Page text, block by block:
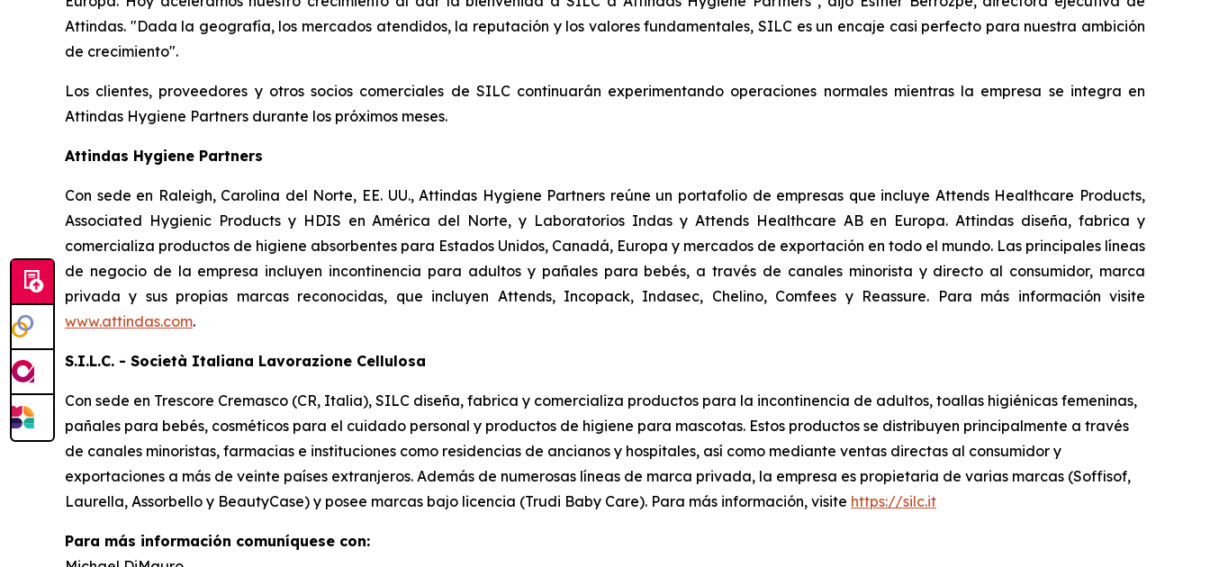
Attindas. "Dada la geografía, los mercados atendidos, la reputación y los valores fundamentales, SILC es un encaje casi perfecto para nuestra ambición
de crecimiento".
Los clientes, proveedores y otros socios comerciales de SILC continuarán experimentando operaciones normales mientras la empresa se integra en
Attindas Hygiene Partners durante los próximos meses.
Attindas Hygiene Partners
Con sede en Raleigh, Carolina del Norte, EE. UU., Attindas Hygiene Partners reúne un portafolio de empresas que incluye Attends Healthcare Products,
Associated Hygienic Products y HDIS en América del Norte, y Laboratorios Indas y Attends Healthcare AB en Europa. Attindas diseña, fabrica y
comercializa productos de higiene absorbentes para Estados Unidos, Canadá, Europa y mercados de exportación en todo el mundo. Las principales líneas
de negocio de la empresa incluyen incontinencia para adultos y pañales para bebés, a través de canales minorista y directo al consumidor, marca
privada y sus propias marcas reconocidas, que incluyen Attends, Incopack, Indasec, Chelino, Comfees y Reassure. Para más información visite
www.attindas.com.
S.I.L.C. - Società Italiana Lavorazione Cellulosa
Con sede en Trescore Cremasco (CR, Italia), SILC diseña, fabrica y comercializa productos para la incontinencia de adultos, toallas higiénicas femeninas,
pañales para bebés, cosméticos para el cuidado personal y productos de higiene para mascotas. Estos productos se distribuyen principalmente a través
de canales minoristas, farmacias e instituciones como residencias de ancianos y hospitales, así como mediante ventas directas al consumidor y
exportaciones a más de veinte países extranjeros. Además de numerosas líneas de marca privada, la empresa es propietaria de varias marcas (Soffisof,
Laurella, Assorbello y BeautyCase) y posee marcas bajo licencia (Trudi Baby Care). Para más información, visite https://silc.it
Para más información comuníquese con: